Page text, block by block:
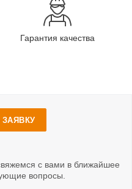
Гарантия качества
с вами в ближайшее
вопросы.